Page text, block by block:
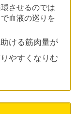
させるのでは
血液の巡りを
ける筋肉量が
やすくなりむ